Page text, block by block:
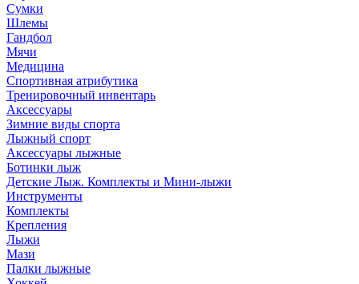
Сумки
Шлемы
Гандбол
Мячи
Медицина
Спортивная атрибутика
Тренировочный инвентарь
Аксессуары
Зимние виды спорта
Лыжный спорт
Аксессуары лыжные
Ботинки лыж
Детские Лыж. Комплекты и Мини-лыжи
Инструменты
Комплекты
Крепления
Лыжи
Мази
Палки лыжные